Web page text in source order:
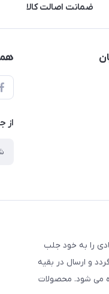
ضمانت اصالت کالا
از
را به خود جلب
و ارسال در بقیه
می شود. محصولات